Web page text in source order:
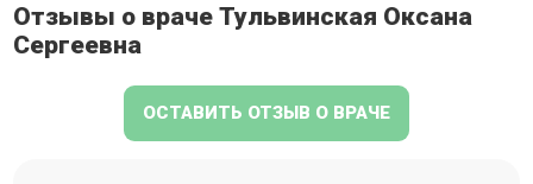
Отзывы о враче Тульвинская Оксана
Сергеевна
ОСТАВИТЬ ОТЗЫВ О ВРАЧЕ